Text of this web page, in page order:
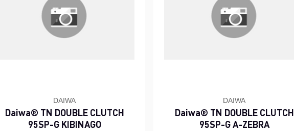
DAIWA
Daiwa® TN DOUBLE CLUTCH
95SP-G KIBINAGO
DAIWA
Daiwa® TN DOUBLE CLUTCH
95SP-G A-ZEBRA